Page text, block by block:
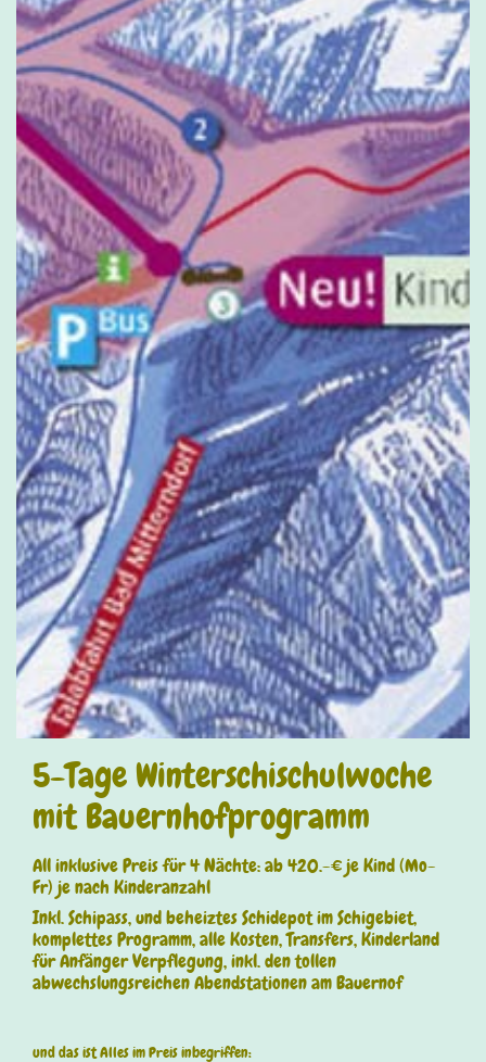
5-Tage Winterschischulwoche
mit Bauernhofprogramm
All inklusive Preis für 4 Nächte: ab 420.-€ je Kind (Mo-
Fr) je nach Kinderanzahl
Inkl. Schipass, und beheiztes Schidepot im Schigebiet,
komplettes Programm, alle Kosten, Transfers, Kinderland
für Anfänger Verpflegung, inkl. den tollen
abwechslungsreichen Abendstationen am Bauernof
und das ist Alles im Preis inbegriffen: